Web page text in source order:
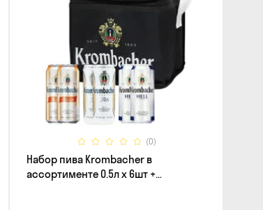
(0)
Набор пива Krombacher в
ассортименте 0.5л х 6шт +